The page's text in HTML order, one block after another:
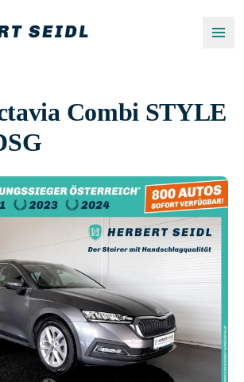
Combi STYLE